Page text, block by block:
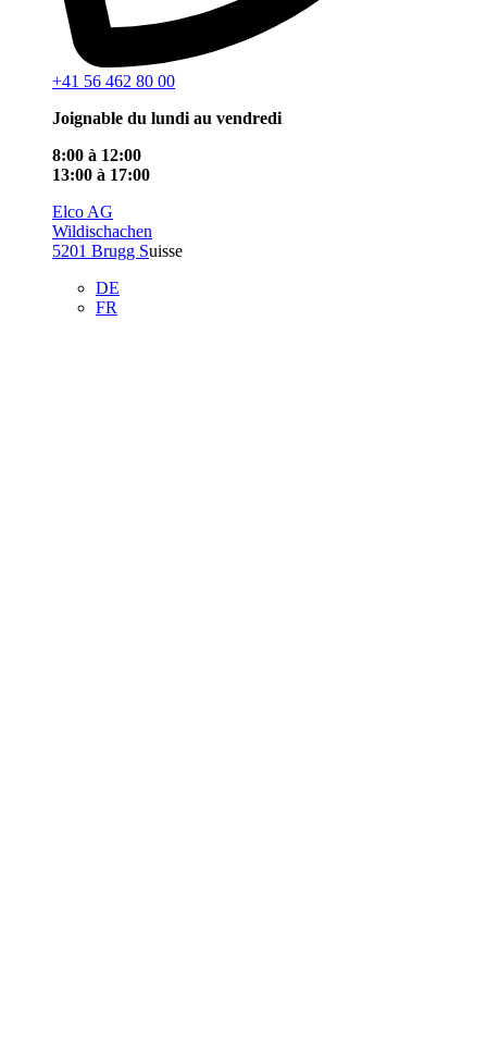
+41 56 462 80 00
Joignable du lundi au vendredi
8:00 à 12:00
13:00 à 17:00
Elco AG
Wildischachen
5201 Brugg Suisse
DE
FR